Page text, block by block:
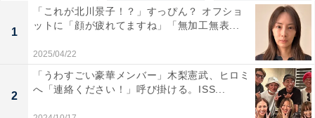
1
「これが北川景子！？」すっぴん？ オフショ
ットに「顔が疲れてますね」「無加工無表...
2025/04/22
2
「うわすごい豪華メンバー」木梨憲武、ヒロミ
へ「連絡ください！」呼び掛ける。ISS...